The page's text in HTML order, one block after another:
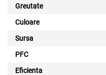
Greutate
Culoare
Sursa
PFC
Eficienta